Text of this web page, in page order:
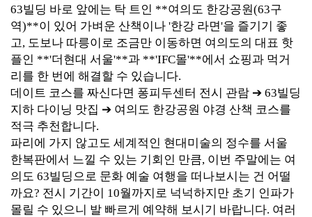
63빌딩 바로 앞에는 탁 트인 **여의도 한강공원(63구
역)**이 있어 가벼운 산책이나 '한강 라면'을 즐기기 좋
고, 도보나 따릉이로 조금만 이동하면 여의도의 대표 핫
플인 **'더현대 서울'**과 **'IFC몰'**에서 쇼핑과 먹거
리를 한 번에 해결할 수 있습니다.
데이트 코스를 짜신다면 ⁠퐁피두센터 전시 관람 ➔ 63빌딩
지하 다이닝 맛집 ➔ 여의도 한강공원 야경 산책⁠ 코스를
적극 추천합니다.
파리에 가지 않고도 세계적인 현대미술의 정수를 서울
한복판에서 느낄 수 있는 기회인 만큼, 이번 주말에는 여
의도 63빌딩으로 문화 예술 여행을 떠나보시는 건 어떨
까요? 전시 기간이 10월까지로 넉넉하지만 초기 인파가
몰릴 수 있으니 발 빠르게 예약해 보시기 바랍니다. 여러